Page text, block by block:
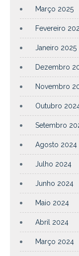
Março 2025
Fevereiro
Janeiro 2025
Dezembro
Novembro
Outubro
Setembro
Agosto 2024
Julho 2024
Junho 2024
Maio 2024
Abril 2024
Março 2024